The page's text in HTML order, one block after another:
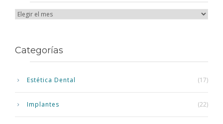
Categorías
Estética Dental (17)
Implantes (22)